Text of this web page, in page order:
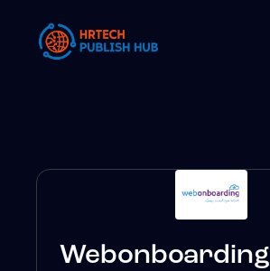
Webonboarding